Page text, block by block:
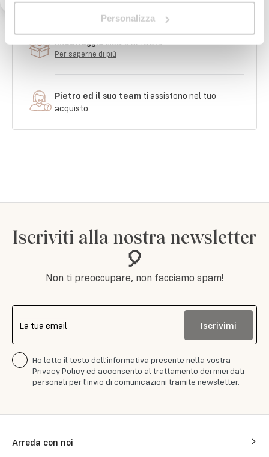
Personalizza
imballaggiosicuro al 100%
Per saperne di più
Pietro ed il suo team ti assistono nel tuo
acquisto
Iscriviti alla nostra newsletter
🎈
Non ti preoccupare, non facciamo spam!
La tua email Iscrivimi
Ho letto il testo dell'informativa presente nella vostra
Privacy Policy ed acconsento al trattamento dei miei dati
personali per l'invio di comunicazioni tramite newsletter.
Arreda con noi